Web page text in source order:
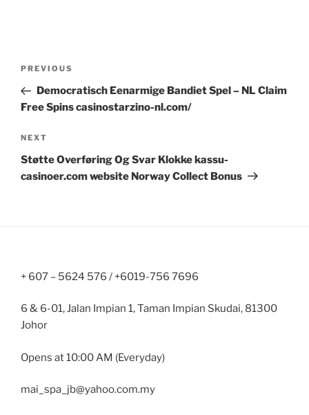
Previous
Post
PREVIOUS
Democratisch Eenarmige Bandiet Spel – NL Claim
Free Spins casinostarzino-nl.com/
Next
Post
NEXT
Støtte Overføring Og Svar Klokke kassu-
casinoer.com website Norway Collect Bonus
+ 607 – 5624 576 / +6019-756 7696
6 & 6-01, Jalan Impian 1, Taman Impian Skudai, 81300
Johor
Opens at 10:00 AM (Everyday)
mai_spa_jb@yahoo.com.my